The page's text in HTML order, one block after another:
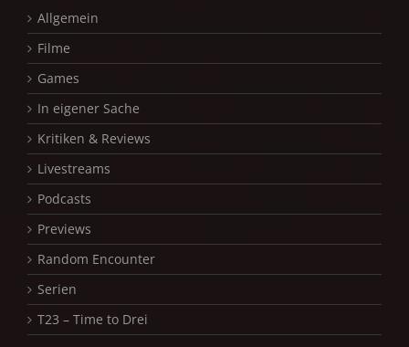
Allgemein
Filme
Games
In eigener Sache
Kritiken & Reviews
Livestreams
Podcasts
Previews
Random Encounter
Serien
T23 – Time to Drei